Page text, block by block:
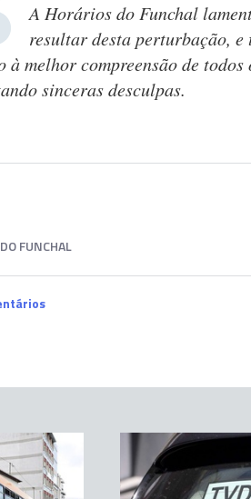
A Horários do Funchal
resultar desta perturbação,
à melhor compreensão de todos
sinceras desculpas.
FUNCHAL